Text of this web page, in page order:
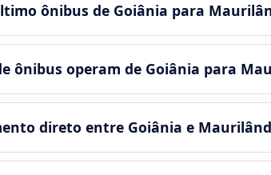
ônibus de Goiânia para
ônibus operam de Goiânia para
direto entre Goiânia e